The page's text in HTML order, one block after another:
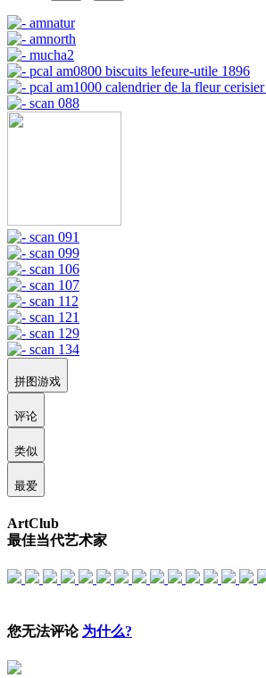
拼图游戏
评论
类似
最爱
ArtClub
最佳当代艺术家
您无法评论 为什么?